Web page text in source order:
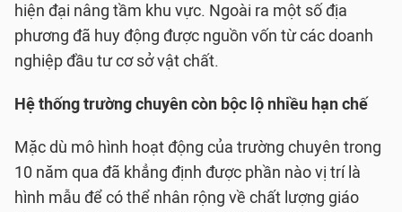
hiện đại nâng tầm khu vực. Ngoài ra một số địa
phương đã huy động được nguồn vốn từ các doanh
nghiệp đầu tư cơ sở vật chất.
Hệ thống trường chuyên còn bộc lộ nhiều hạn chế
Mặc dù mô hình hoạt động của trường chuyên trong
10 năm qua đã khẳng định được phần nào vị trí là
hình mẫu để có thể nhân rộng về chất lượng giáo